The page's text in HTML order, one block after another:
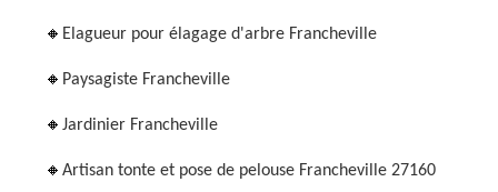
Elagueur pour élagage d'arbre Francheville
Paysagiste Francheville
Jardinier Francheville
Artisan tonte et pose de pelouse Francheville 27160